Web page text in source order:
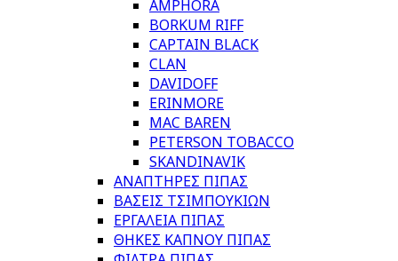
AMPHORA
BORKUM RIFF
CAPTAIN BLACK
CLAN
DAVIDOFF
ERINMORE
MAC BAREN
PETERSON TOBACCO
SKANDINAVIK
ΑΝΑΠΤΗΡΕΣ ΠΙΠΑΣ
ΒΑΣΕΙΣ ΤΣΙΜΠΟΥΚΙΩΝ
ΕΡΓΑΛΕΙΑ ΠΙΠΑΣ
ΘΗΚΕΣ ΚΑΠΝΟΥ ΠΙΠΑΣ